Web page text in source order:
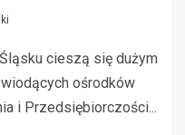
cieszą się dużym
ośrodków
i Przedsiębiorczości...